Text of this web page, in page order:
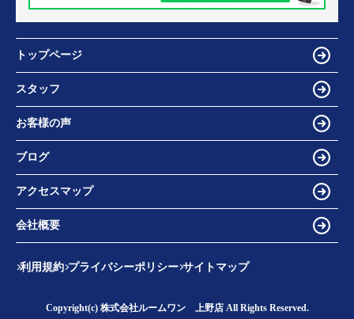
トップページ
スタッフ
お客様の声
ブログ
アクセスマップ
会社概要
利用規約 プライバシーポリシー サイトマップ
Copyright(c) 株式会社ルームワン 上野店 All Rights Reserved.